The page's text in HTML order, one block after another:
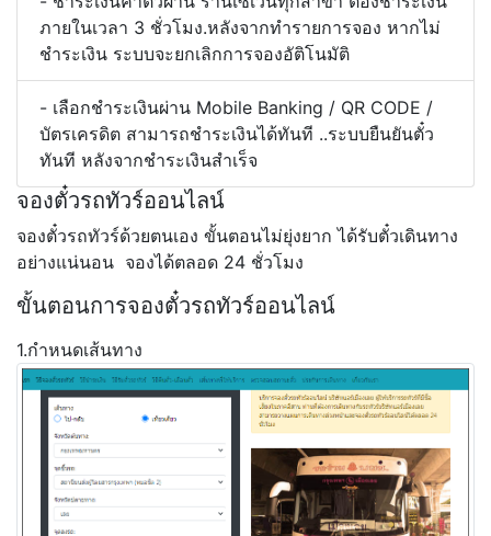
ภายในเวลา 3 ชั่วโมง.หลังจากทำรายการจอง หากไม่
ชำระเงิน ระบบจะยกเลิกการจองอัติโนมัติ
- เลือกชำระเงินผ่าน Mobile Banking / QR CODE /
บัตรเครดิต สามารถชำระเงินได้ทันที ..ระบบยืนยันตั๋ว
ทันที หลังจากชำระเงินสำเร็จ
จองตั๋วรถทัวร์ออนไลน์
จองตั๋วรถทัวร์ด้วยตนเอง ขั้นตอนไม่ยุ่งยาก ได้รับตั๋วเดินทาง
อย่างแน่นอน จองได้ตลอด 24 ชั่วโมง
ขั้นตอนการจองตั๋วรถทัวร์ออนไลน์
1.กำหนดเส้นทาง